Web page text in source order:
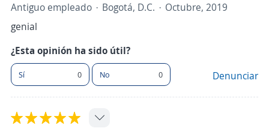
Antiguo empleado Bogotá, D.C.
Octubre, 2019
genial
¿Esta opinión ha sido útil?
Sí 0 No 0 Denunciar